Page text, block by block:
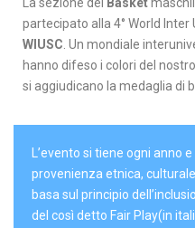
partecipato alla 4° World
WIUSC . Un mondiale
hanno difeso i colori del
si aggiudicano la medaglia di
L’evento si tiene ogni anno
provenienza etnica,
basa sul principio
del così detto Fair Play(in